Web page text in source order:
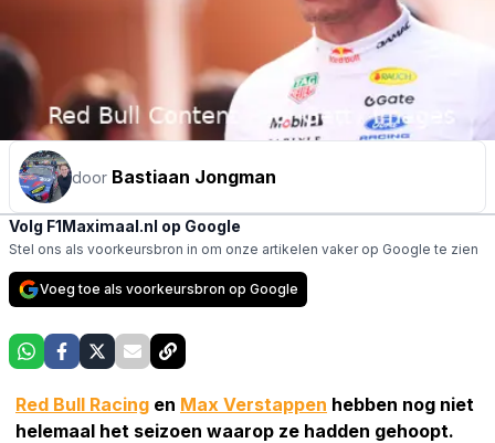
door Bastiaan Jongman
Volg F1Maximaal.nl op Google
Stel ons als voorkeursbron in om onze artikelen vaker op Google te zien
Voeg toe als voorkeursbron op Google
Red Bull Racing en Max Verstappen hebben nog niet
helemaal het seizoen waarop ze hadden gehoopt.